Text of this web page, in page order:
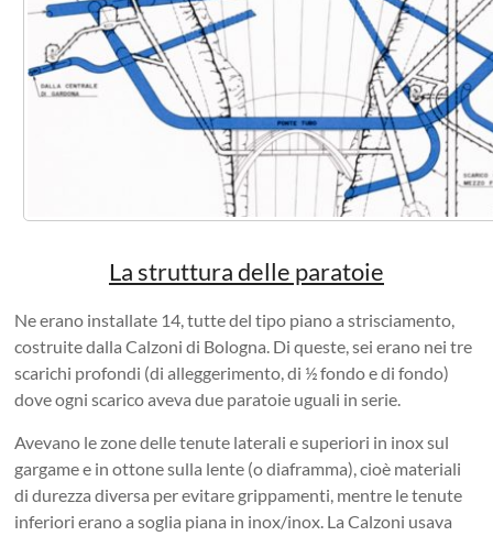
La struttura delle paratoie
Ne erano installate 14, tutte del tipo piano a strisciamento,
costruite dalla Calzoni di Bologna. Di queste, sei erano nei tre
scarichi profondi (di alleggerimento, di ½ fondo e di fondo)
dove ogni scarico aveva due paratoie uguali in serie.
Avevano le zone delle tenute laterali e superiori in inox sul
gargame e in ottone sulla lente (o diaframma), cioè materiali
di durezza diversa per evitare grippamenti, mentre le tenute
inferiori erano a soglia piana in inox/inox. La Calzoni usava